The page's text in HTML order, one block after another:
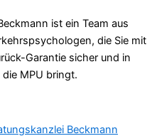
ist ein Team aus
die Sie mit
Garantie sicher und in
MPU bringt.